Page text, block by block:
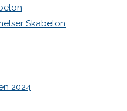
Skabelon
2024